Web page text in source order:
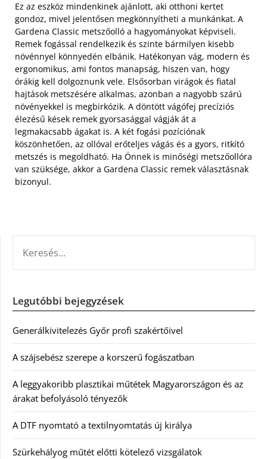
Ez az eszköz mindenkinek ajánlott, aki otthoni kertet
gondoz, mivel jelentősen megkönnyítheti a munkánkat. A
Gardena Classic metszőolló a hagyományokat képviseli.
Remek fogással rendelkezik és szinte bármilyen kisebb
növénnyel könnyedén elbánik. Hatékonyan vág, modern és
ergonomikus, ami fontos manapság, hiszen van, hogy
órákig kell dolgoznunk vele. Elsősorban virágok és fiatal
hajtások metszésére alkalmas, azonban a nagyobb szárú
növényekkel is megbirkózik. A döntött vágófej precíziós
élezésű kések remek gyorsasággal vágják át a
legmakacsabb ágakat is. A két fogási pozíciónak
köszönhetően, az ollóval erőteljes vágás és a gyors, ritkító
metszés is megoldható. Ha Önnek is minőségi metszőollóra
van szüksége, akkor a Gardena Classic remek választásnak
bizonyul.
Legutóbbi bejegyzések
Generálkivitelezés Győr profi szakértőivel
A szájsebész szerepe a korszerű fogászatban
A leggyakoribb plasztikai műtétek Magyarországon és az
árakat befolyásoló tényezők
A DTF nyomtató a textilnyomtatás új királya
Szürkehályog műtét előtti kötelező vizsgálatok